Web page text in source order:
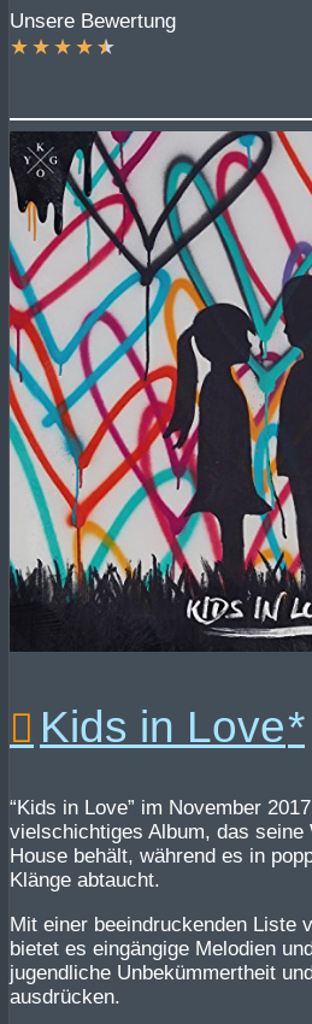
Unsere Bewertung
★ ★ ★ ★ ★
Kids in Love
“Kids in Love” im November
vielschichtiges Album, das seine
House behält, während es in
Klänge abtaucht.
Mit einer beeindruckenden Liste
bietet es eingängige Melodien
jugendliche Unbekümmertheit
ausdrücken.